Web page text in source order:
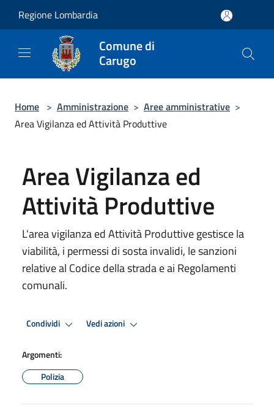
Regione Lombardia
Comune di
Carugo
Home > Amministrazione > Aree amministrative >
Area Vigilanza ed Attività Produttive
Area Vigilanza ed
Attività Produttive
L'area vigilanza ed Attività Produttive gestisce la
viabilità, i permessi di sosta invalidi, le sanzioni
relative al Codice della strada e ai Regolamenti
comunali.
Condividi Vedi azioni
Argomenti:
Polizia